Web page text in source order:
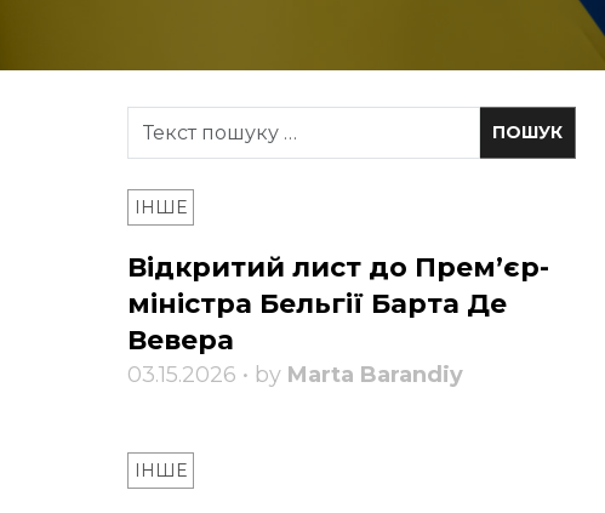
ІНШЕ
Відкритий лист до Прем’єр-
міністра Бельгії Барта Де
Вевера
03.15.2026 • by Marta Barandiy
ІНШЕ